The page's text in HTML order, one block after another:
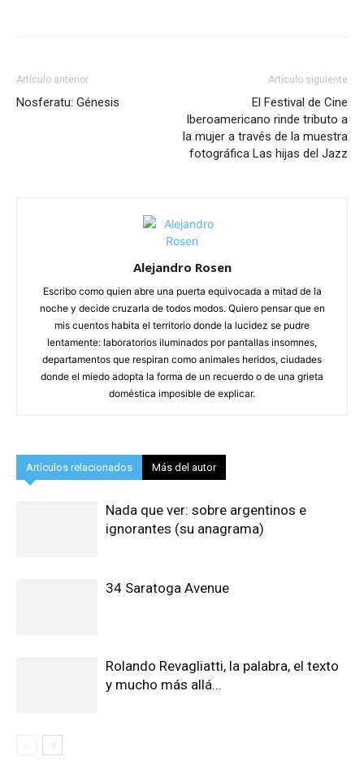
Artículo anterior
Nosferatu: Génesis
Artículo siguiente
El Festival de Cine
Iberoamericano rinde tributo a
la mujer a través de la muestra
fotográfica Las hijas del Jazz
Alejandro Rosen
Escribo como quien abre una puerta equivocada a mitad de la
noche y decide cruzarla de todos modos. Quiero pensar que en
mis cuentos habita el territorio donde la lucidez se pudre
lentamente: laboratorios iluminados por pantallas insomnes,
departamentos que respiran como animales heridos, ciudades
donde el miedo adopta la forma de un recuerdo o de una grieta
doméstica imposible de explicar.
Artículos relacionados Más del autor
Nada que ver: sobre argentinos e
ignorantes (su anagrama)
34 Saratoga Avenue
Rolando Revagliatti, la palabra, el texto
y mucho más allá…